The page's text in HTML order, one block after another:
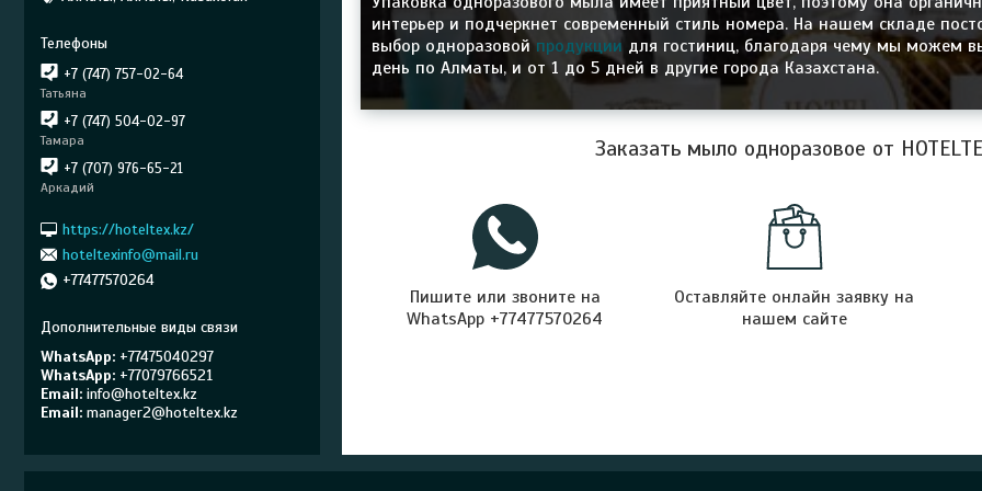
интерьер и подчеркнет современный стиль номера. На нашем складе
выбор одноразовойпродукции для гостиниц, благодаря чему мы можем
день по Алматы, и от 1 до 5 дней в другие города Казахстана.
Заказать мыло одноразовое от
Пишите или звоните на
WhatsApp +77477570264
Оставляйте онлайн заявку на
нашем сайте
+7 (747) 757-02-64
Татьяна
+7 (747) 504-02-97
Тамара
+7 (707) 976-65-21
Аркадий
https://hoteltex.kz/
hoteltexinfo@mail.ru
+77477570264
WhatsApp +77475040297
WhatsApp +77079766521
Email info@hoteltex.kz
Email manager2@hoteltex.kz